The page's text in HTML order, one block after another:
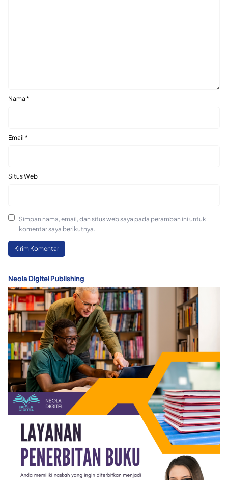
Nama *
Email *
Situs Web
Simpan nama, email, dan situs web saya pada peramban ini untuk
komentar saya berikutnya.
Neola Digitel Publishing